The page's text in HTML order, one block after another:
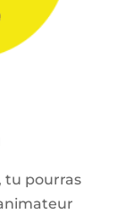
tu pourras